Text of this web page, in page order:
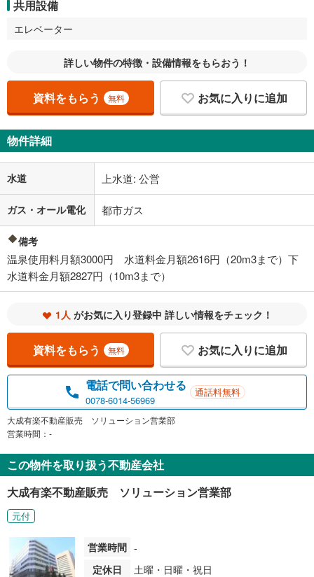
共用設備
エレベーター
詳しい物件の特徴・設備情報をもらおう！
資料をもらう 無料 お気に入りに追加
物件詳細
水道 上水道: 公営
ガス・オール電化 都市ガス
備考
温泉使用料月額3000円 水道料金月額2616円（20m3まで）下
水道料金月額2827円（10m3まで）
1人 がお気に入り登録中 詳しい情報をチェック！
資料をもらう 無料 お気に入りに追加
電話で問い合わせる
0078-6014-56969
通話料無料
大成有楽不動産販売 ソリューション営業部
営業時間：-
この物件を取り扱う不動産会社
大成有楽不動産販売 ソリューション営業部
元付
営業時間 -
定休日
土曜・日曜・祝日